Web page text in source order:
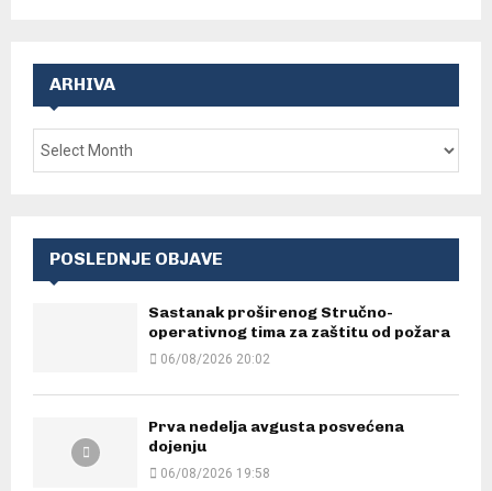
ARHIVA
POSLEDNJE OBJAVE
Sastanak proširenog Stručno-
operativnog tima za zaštitu od požara
06/08/2026 20:02
Prva nedelja avgusta posvećena
dojenju
06/08/2026 19:58